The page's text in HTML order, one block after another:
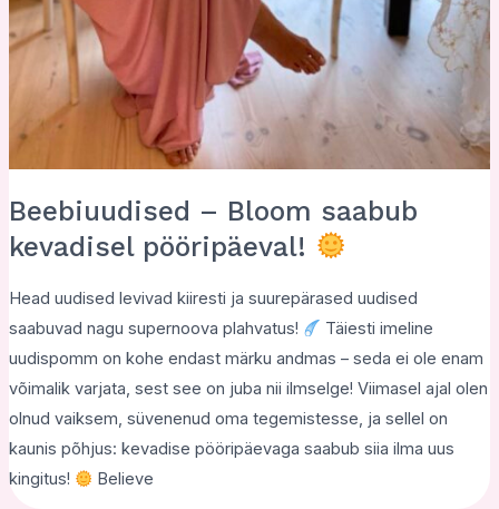
Beebiuudised – Bloom saabub
kevadisel pööripäeval!
Head uudised levivad kiiresti ja suurepärased uudised
saabuvad nagu supernoova plahvatus!
Täiesti imeline
uudispomm on kohe endast märku andmas – seda ei ole enam
võimalik varjata, sest see on juba nii ilmselge! Viimasel ajal olen
olnud vaiksem, süvenenud oma tegemistesse, ja sellel on
kaunis põhjus: kevadise pööripäevaga saabub siia ilma uus
kingitus!
Believe